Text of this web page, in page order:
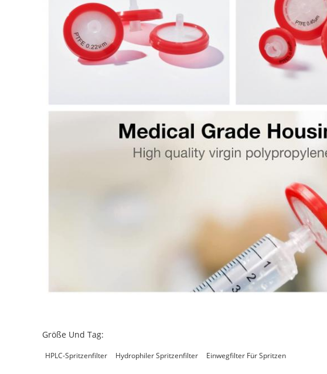
Größe Und Tag:
HPLC-Spritzenfilter Hydrophiler Spritzenfilter Einwegfilter Für Spritzen